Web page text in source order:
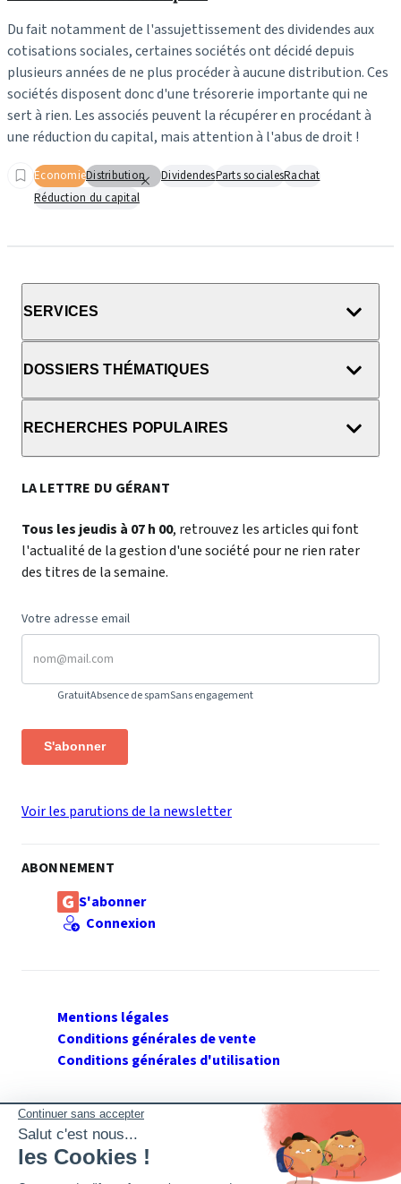
Du fait notamment de l'assujettissement des dividendes aux
cotisations sociales, certaines sociétés ont décidé depuis
plusieurs années de ne plus procéder à aucune distribution. Ces
sociétés disposent donc d'une trésorerie importante qui ne
sert à rien. Les associés peuvent la récupérer en procédant à
une réduction du capital, mais attention à l'abus de droit !
EconomieDistribution DividendesParts socialesRachat
Réduction du capital
SERVICES
DOSSIERS THÉMATIQUES
RECHERCHES POPULAIRES
LA LETTRE DU GÉRANT
Tous les jeudis à 07 h 00, retrouvez les articles qui font
l'actualité de la gestion d'une société pour ne rien rater
des titres de la semaine.
Votre adresse email
GratuitAbsence de spamSans engagement
S'abonner
Voir les parutions de la newsletter
ABONNEMENT
S'abonner
Connexion
Mentions légales
Conditions générales de vente
Conditions générales d'utilisation
SUIVEZ GERANT DE SARL